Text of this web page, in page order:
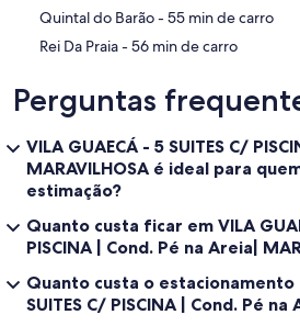
‪Quintal do Barão - ‬55 min de carro
‪Rei Da Praia - ‬56 min de carro
Perguntas
VILA GUAECÁ - 5 SUITES C/
MARAVILHOSA é ideal para
estimação?
Quanto custa ficar em VILA
PISCINA | Cond. Pé na Areia|
Quanto custa o estacionamento
SUITES C/ PISCINA | Cond. Pé na